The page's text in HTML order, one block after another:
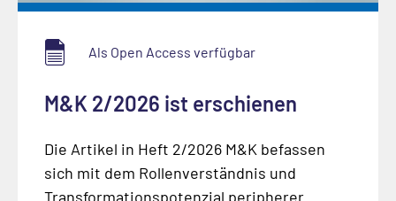
Als Open Access verfügbar
M&K 2/2026 ist erschienen
Die Artikel in Heft 2/2026 M&K befassen
sich mit dem Rollenverständnis und
Transformationspotenzial peripherer